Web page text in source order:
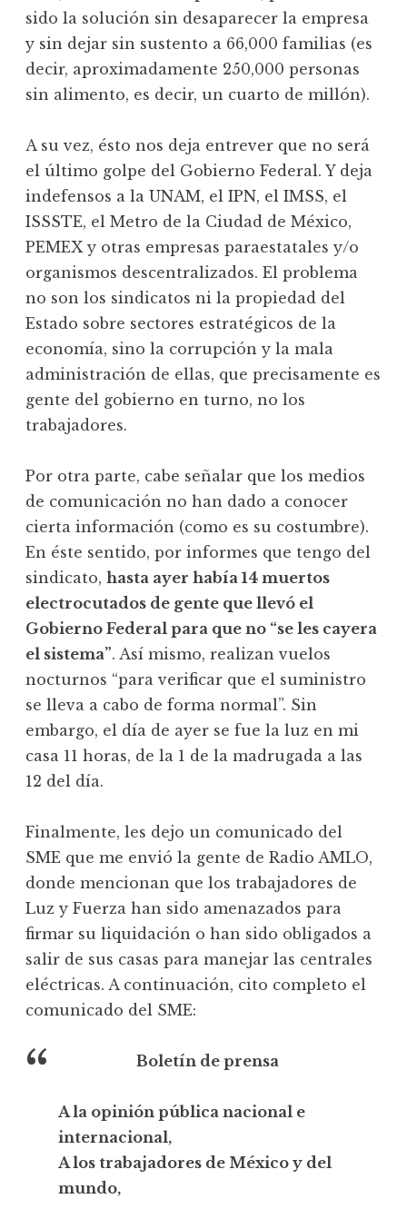
sido la solución sin desaparecer la empresa
y sin dejar sin sustento a 66,000 familias (es
decir, aproximadamente 250,000 personas
sin alimento, es decir, un cuarto de millón).
A su vez, ésto nos deja entrever que no será
el último golpe del Gobierno Federal. Y deja
indefensos a la UNAM, el IPN, el IMSS, el
ISSSTE, el Metro de la Ciudad de México,
PEMEX y otras empresas paraestatales y/o
organismos descentralizados. El problema
no son los sindicatos ni la propiedad del
Estado sobre sectores estratégicos de la
economía, sino la corrupción y la mala
administración de ellas, que precisamente es
gente del gobierno en turno, no los
trabajadores.
Por otra parte, cabe señalar que los medios
de comunicación no han dado a conocer
cierta información (como es su costumbre).
En éste sentido, por informes que tengo del
sindicato, hasta ayer había 14 muertos
electrocutados de gente que llevó el
Gobierno Federal para que no “se les cayera
el sistema”. Así mismo, realizan vuelos
nocturnos “para verificar que el suministro
se lleva a cabo de forma normal”. Sin
embargo, el día de ayer se fue la luz en mi
casa 11 horas, de la 1 de la madrugada a las
12 del día.
Finalmente, les dejo un comunicado del
SME que me envió la gente de Radio AMLO,
donde mencionan que los trabajadores de
Luz y Fuerza han sido amenazados para
firmar su liquidación o han sido obligados a
salir de sus casas para manejar las centrales
eléctricas. A continuación, cito completo el
comunicado del SME:
Boletín de prensa
A la opinión pública nacional e
internacional,
A los trabajadores de México y del
mundo,